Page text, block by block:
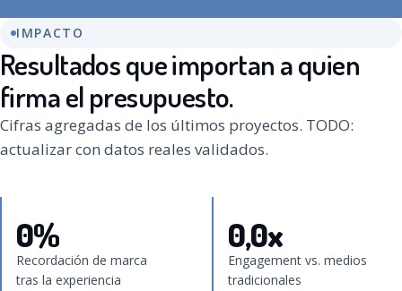
IMPACTO
Resultados que importan a quien
firma el presupuesto.
Cifras agregadas de los últimos proyectos. TODO:
actualizar con datos reales validados.
0%
Recordación de marca
tras la experiencia
0,0x
Engagement vs. medios
tradicionales